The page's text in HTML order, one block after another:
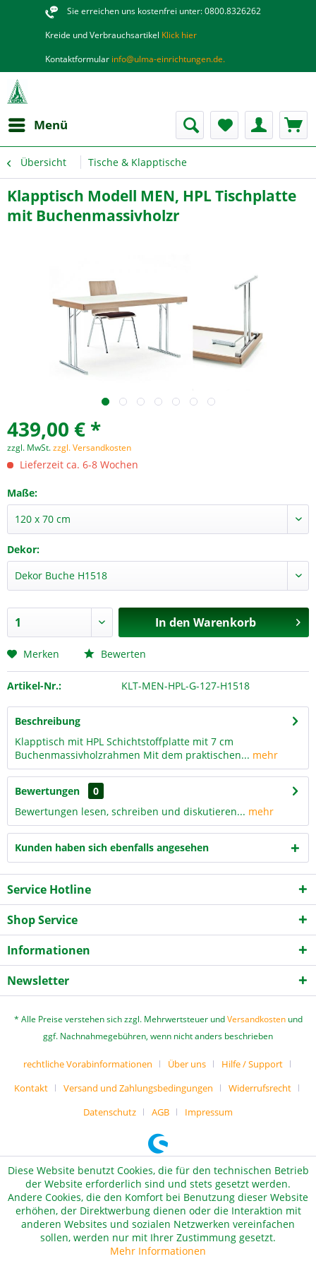
Sie erreichen uns kostenfrei unter: 0800.8326262
Kreide und Verbrauchsartikel Klick hier
Kontaktformular info@ulma-einrichtungen.de.
Menü
Übersicht Tische & Klapptische
Klapptisch Modell MEN, HPL Tischplatte
mit Buchenmassivholzr
439,00 € *
zzgl. MwSt.zzgl. Versandkosten
Lieferzeit ca. 6-8 Wochen
Maße:
Dekor:
In den Warenkorb
Merken Bewerten
Artikel-Nr.: KLT-MEN-HPL-G-127-H1518
Beschreibung
Klapptisch mit HPL Schichtstoffplatte mit 7 cm
Buchenmassivholzrahmen Mit dem praktischen... mehr
Bewertungen
0
Bewertungen lesen, schreiben und diskutieren... mehr
Kunden haben sich ebenfalls angesehen
Service Hotline
Shop Service
Informationen
Newsletter
* Alle Preise verstehen sich zzgl. Mehrwertsteuer undVersandkostenund
ggf. Nachnahmegebühren, wenn nicht anders beschrieben
rechtliche Vorabinformationen Über uns
Hilfe / Support
Kontakt
Versand und Zahlungsbedingungen
Widerrufsrecht
Datenschutz
AGB Impressum
Diese Website benutzt Cookies, die für den technischen Betrieb
der Website erforderlich sind und stets gesetzt werden.
Andere Cookies, die den Komfort bei Benutzung dieser Website
erhöhen, der Direktwerbung dienen oder die Interaktion mit
anderen Websites und sozialen Netzwerken vereinfachen
sollen, werden nur mit Ihrer Zustimmung gesetzt.
Mehr Informationen